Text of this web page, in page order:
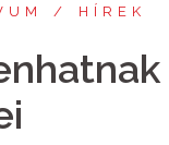
HÍREK